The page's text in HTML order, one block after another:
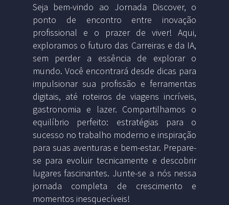
Seja bem-vindo ao Jornada Discover, o
ponto de encontro entre inovação
profissional e o prazer de viver! Aqui,
exploramos o futuro das Carreiras e da IA,
sem perder a essência de explorar o
mundo. Você encontrará desde dicas para
impulsionar sua profissão e ferramentas
digitais, até roteiros de viagens incríveis,
gastronomia e lazer. Compartilhamos o
equilíbrio perfeito: estratégias para o
sucesso no trabalho moderno e inspiração
para suas aventuras e bem-estar. Prepare-
se para evoluir tecnicamente e descobrir
lugares fascinantes. Junte-se a nós nessa
jornada completa de crescimento e
momentos inesquecíveis!